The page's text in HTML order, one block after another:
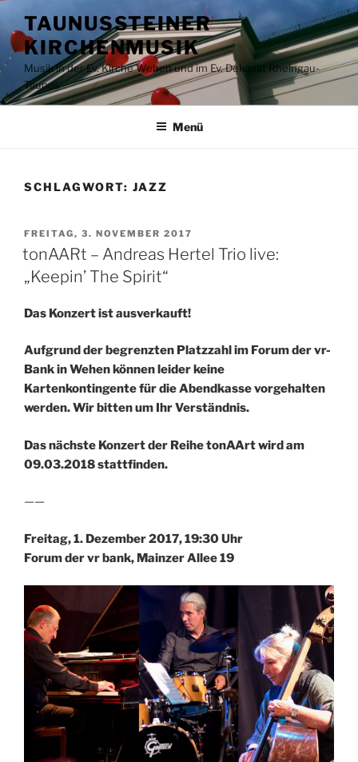
Inhalt
springen
TAUNUSSTEINER
KIRCHENMUSIK
Musik in der Ev. Kirche Wehen und im Ev. Dekanat Rheingau-
Taunus
Menü
SCHLAGWORT: JAZZ
VERÖFFENTLICHT
AM
FREITAG, 3. NOVEMBER 2017
tonAARt – Andreas Hertel Trio live:
„Keepin’ The Spirit“
Das Konzert ist ausverkauft!
Aufgrund der begrenzten Platzzahl im Forum der vr-
Bank in Wehen können leider keine
Kartenkontingente für die Abendkasse vorgehalten
werden. Wir bitten um Ihr Verständnis.
Das nächste Konzert der Reihe tonAArt wird am
09.03.2018 stattfinden.
——
Freitag, 1. Dezember 2017, 19:30 Uhr
Forum der vr bank, Mainzer Allee 19